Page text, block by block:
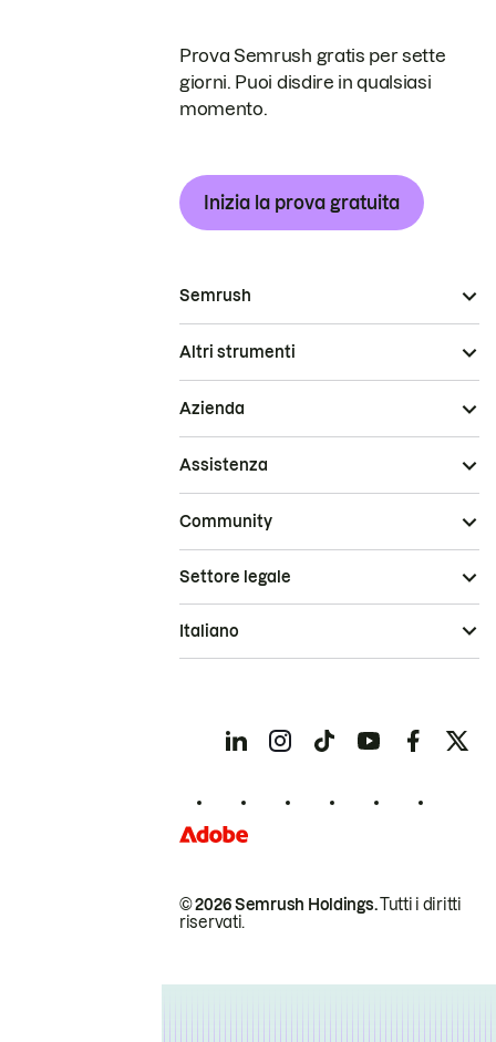
Prova Semrush gratis per sette
giorni. Puoi disdire in qualsiasi
momento.
Inizia la prova gratuita
Semrush
Altri strumenti
Azienda
Assistenza
Community
© 2026 Semrush Holdings.Tutti i diritti
riservati.
Settore legale
Italiano